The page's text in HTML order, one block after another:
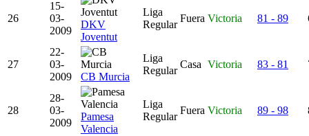
26
15-
03-
2009
DKV
Joventut
Liga
Regular
Fuera Victoria 81 - 89
27
22-
03-
2009
CB Murcia
Liga
Regular
Casa Victoria 83 - 81
28
28-
03-
2009
Pamesa
Valencia
Liga
Regular
Fuera Victoria 89 - 98